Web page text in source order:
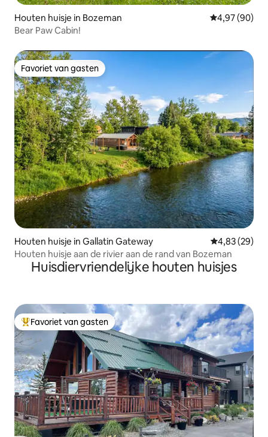
Houten huisje in Bozeman Gemiddelde
4,97 (90)
Bear Paw Cabin!
Favoriet van gasten
Favoriet van gasten
Houten huisje in Gallatin Gateway Gemiddelde
4,83 (29)
Houten huisje aan de rivier aan de rand van Bozeman
Huisdiervriendelijke houten huisjes
Topfavoriet van gasten
Favoriet van gasten